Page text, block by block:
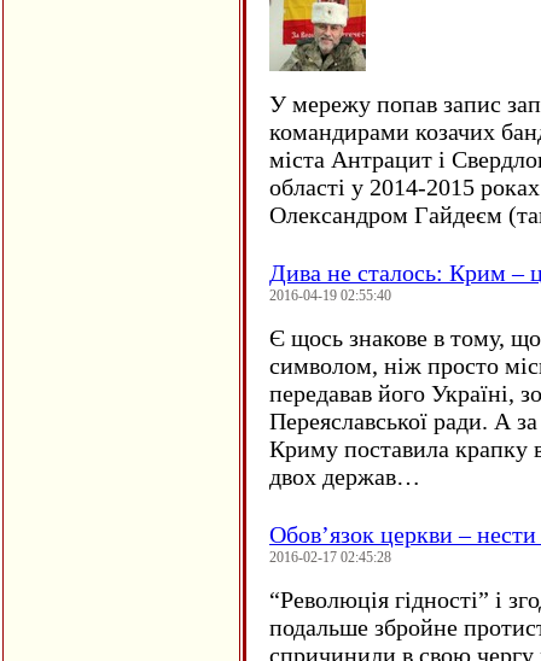
У мережу попав запис
командирами козачих
міста Антрацит і
області у 2014-2015
Олександром Гайдеєм
Дива не сталось: Крим –
2016-04-19 02:55:40
Є щось знакове в тому, що
символом, ніж просто
передавав його Україні,
Переяславської ради. А
Криму поставила крапку
двох держав…
Обов’язок церкви –
2016-02-17 02:45:28
“Революція гідності” і
подальше збройне
спричинили в свою чергу